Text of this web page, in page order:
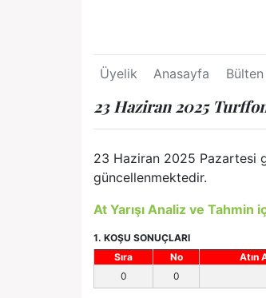
Üyelik Anasayfa Bülten
23 Haziran 2025
23 Haziran 2025 Pazartesi
güncellenmektedir.
At Yarışı Analiz ve Tahmin
1. KOŞU SONUÇLARI
Sıra
No Atın
0
0